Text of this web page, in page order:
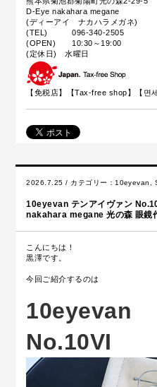
D-Eye nakahara megane
(ディーアイ ナカハラメガネ)
(TEL) 096-340-2505
(OPEN) 10:30～19:00
(定休日) 水曜日
【免税店】【Tax-free shop】【면
2026.7.25 / カテゴリー： 10eyevan
10eyevan テンアイヴァン
nakahara megane 光の森 眼鏡
こんにちは！
黒澤です。
今回ご紹介するのは
10eyevan
No.10VI